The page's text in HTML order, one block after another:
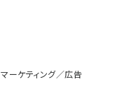
マーケティング／広告